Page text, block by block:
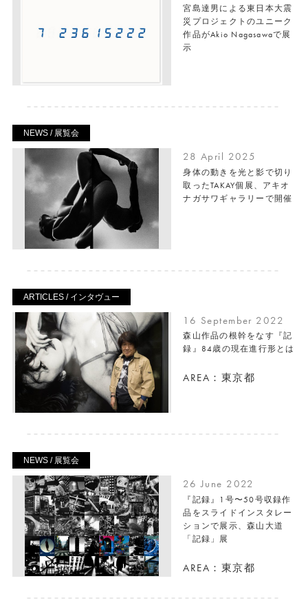
宮島達男による東日本大震
災プロジェクトのユニーク
作品がAkio Nagasawaで展
示
NEWS / 展覧会
28 April 2025
身体の動きを光と影で切り
取ったTAKAY個展、アキオ
ナガサワギャラリーで開催
ARTICLES / インタヴュー
16 September 2022
森山作品の根幹をなす『記
録』84歳の現在進行形とは
AREA：東京都
NEWS / 展覧会
26 June 2022
『記録』1号〜50号収録作
品をスライドインスタレー
ションで展示、森⼭⼤道
「記録」展
AREA：東京都